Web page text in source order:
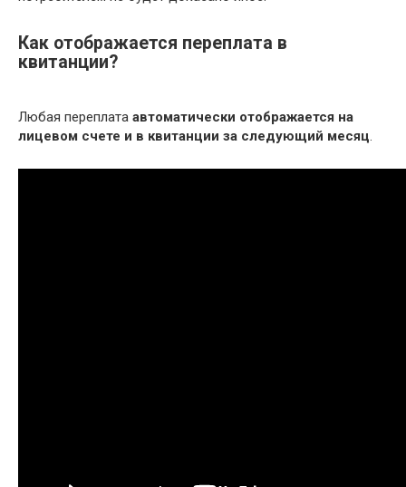
Как отображается переплата в
квитанции?
Любая переплата автоматически отображается на
лицевом счете и в квитанции за следующий месяц.